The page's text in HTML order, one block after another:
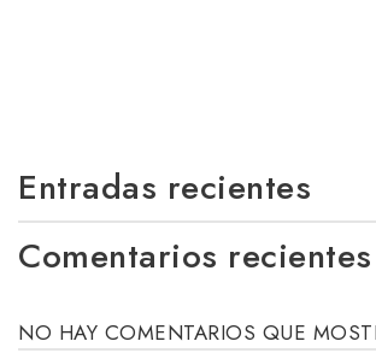
Entradas recientes
Comentarios recientes
NO HAY COMENTARIOS QUE